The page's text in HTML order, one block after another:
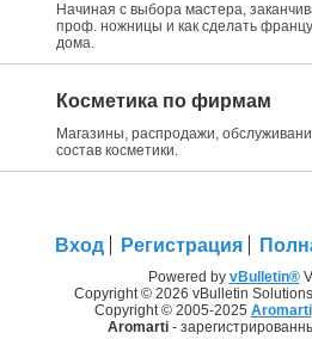
Начиная с выбора мастера,
проф. ножницы и как сделать
дома.
Косметика по фирмам
Магазины, распродажи,
состав косметики.
Вход Регистрация
Powered by vBulletin®
Copyright © 2026 vBulletin
Copyright © 2005-2025 Aromarti
Aromarti-